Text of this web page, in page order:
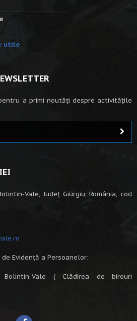
utile
a primi noutăți despre activitățile
Vale, Județ Giurgiu, România, cod
Evidență a Persoanelor:
Bolintin-Vale ( Clădirea de birouri